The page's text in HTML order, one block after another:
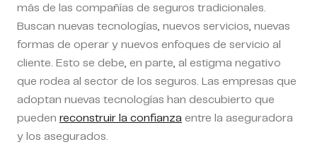
más de las compañías de seguros tradicionales.
Buscan nuevas tecnologías, nuevos servicios, nuevas
formas de operar y nuevos enfoques de servicio al
cliente. Esto se debe, en parte, al estigma negativo
que rodea al sector de los seguros. Las empresas que
adoptan nuevas tecnologías han descubierto que
pueden reconstruir la confianza entre la aseguradora
y los asegurados.